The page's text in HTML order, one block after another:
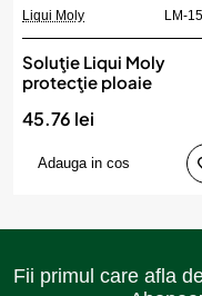
Liqui Moly LM-
Soluţie Liqui Moly
protecţie ploaie
45.76 lei
Adauga in cos
Fii primul care afla